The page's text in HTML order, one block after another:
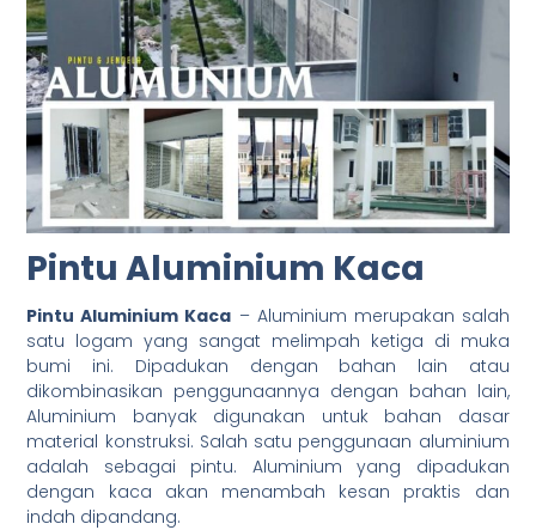
Pintu Aluminium Kaca
Pintu Aluminium Kaca – Aluminium merupakan salah
satu logam yang sangat melimpah ketiga di muka
bumi ini. Dipadukan dengan bahan lain atau
dikombinasikan penggunaannya dengan bahan lain,
Aluminium banyak digunakan untuk bahan dasar
material konstruksi. Salah satu penggunaan aluminium
adalah sebagai pintu. Aluminium yang dipadukan
dengan kaca akan menambah kesan praktis dan
indah dipandang.